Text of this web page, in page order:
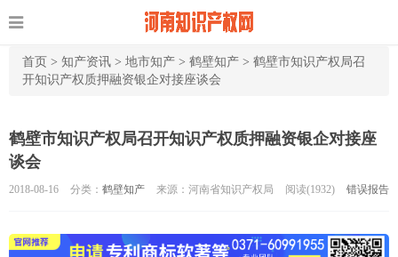
首页 > 知产资讯 > 地市知产 > 鹤壁知产 > 鹤壁市知识产权局召
开知识产权质押融资银企对接座谈会
鹤壁市知识产权局召开知识产权质押融资银企对接座
谈会
2018-08-16 分类： 鹤壁知产 来源：河南省知识产权局 阅读(1932) 错误报告